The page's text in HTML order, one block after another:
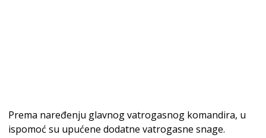
Prema naređenju glavnog vatrogasnog komandira, u
ispomoć su upućene dodatne vatrogasne snage.